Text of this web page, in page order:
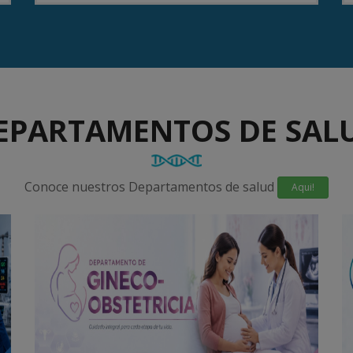
DE
Conoce nuestros Departamentos de salud Aqui!